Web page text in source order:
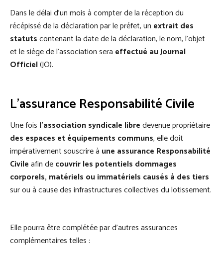
Dans le délai d’un mois à compter de la réception du
récépissé de la déclaration par le préfet, un extrait des
statutscontenant la date de la déclaration, le nom, l’objet
et le siège de l’association sera effectué au Journal
Officiel(JO).
L'assurance Responsabilité Civile
Une fois l’association syndicale libredevenue propriétaire
des espaces et équipements communs, elle doit
impérativement souscrire à une assurance Responsabilité
Civileafin decouvrir les potentiels dommages
corporels, matériels ou immatériels causés à des tiers
sur ou à cause des infrastructures collectives du lotissement.
Elle pourra être complétée par d’autres assurances
complémentaires telles :